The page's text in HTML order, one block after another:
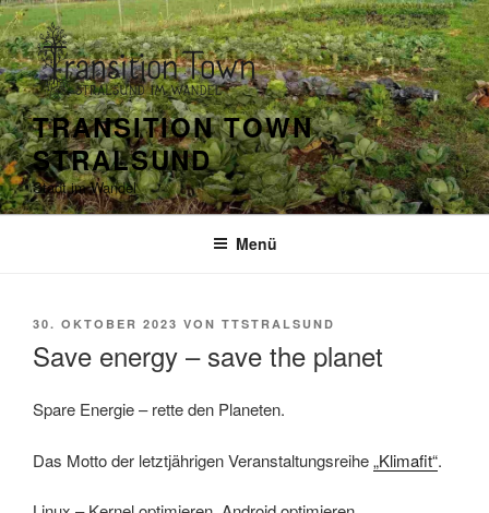
Zum
Inhalt
springen
TRANSITION TOWN
STRALSUND
Stadt im Wandel
Menü
VERÖFFENTLICHT
30. OKTOBER 2023 VON TTSTRALSUND
Save energy – save the planet
Spare Energie – rette den Planeten.
Das Motto der letztjährigen Veranstaltungsreihe„Klimafit“.